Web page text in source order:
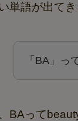
単語が出てき
「BA」っ
BAって